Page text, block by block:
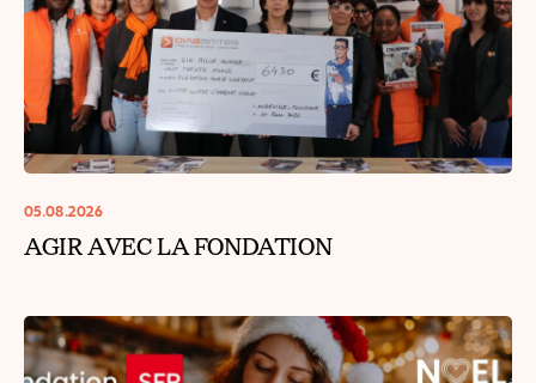
05.08.2026
AGIR AVEC LA FONDATION